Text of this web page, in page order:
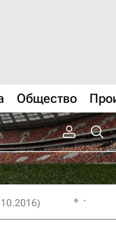
Общество